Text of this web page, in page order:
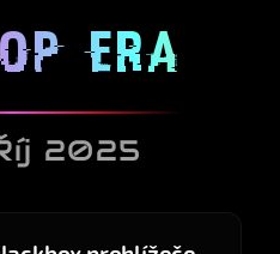
ERA
2025